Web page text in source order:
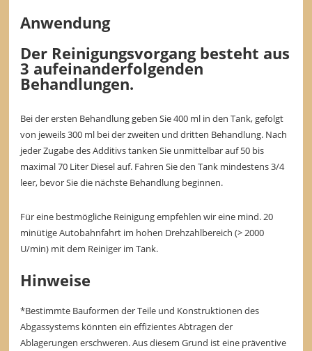
Anwendung
Der Reinigungsvorgang besteht aus
3 aufeinanderfolgenden
Behandlungen.
Bei der ersten Behandlung geben Sie 400 ml in den Tank, gefolgt
von jeweils 300 ml bei der zweiten und dritten Behandlung. Nach
jeder Zugabe des Additivs tanken Sie unmittelbar auf 50 bis
maximal 70 Liter Diesel auf. Fahren Sie den Tank mindestens 3/4
leer, bevor Sie die nächste Behandlung beginnen.
Für eine bestmögliche Reinigung empfehlen wir eine mind. 20
minütige Autobahnfahrt im hohen Drehzahlbereich (> 2000
U/min) mit dem Reiniger im Tank.
Hinweise
*Bestimmte Bauformen der Teile und Konstruktionen des
Abgassystems könnten ein effizientes Abtragen der
Ablagerungen erschweren. Aus diesem Grund ist eine präventive